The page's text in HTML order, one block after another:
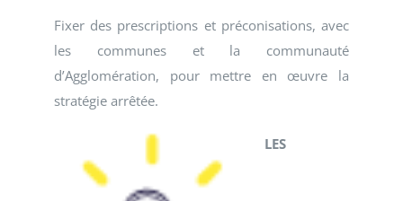
Fixer des prescriptions et préconisations, avec
les communes et la communauté
d’Agglomération, pour mettre en œuvre la
stratégie arrêtée.
LES